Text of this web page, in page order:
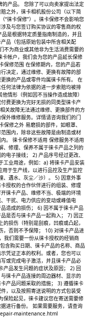
产品。 您除了可以向卖家提出法定
之外，徕卡相机股份公司（以下简
“徕卡保修”）。徕卡保修不会影响您
及与您签订购买协议的零售商的权
是根据特定质量指南制造的，并且
品（包括原始包装中所含相关配
不为商业或其他非为生活消费需要的
帐户，我们会为您的产品延长保修
修范围 在保修期内，您的产品若
决定，通过维修、更换有故障的部
换的产品或零件均属徕卡所有。 在
何法律为依据的进一步索赔均被排
情形（例如因不当操作造成故障）
费更换为完好无损的同类型徕卡产
关故障无法通过维修、更换部件的方
外维修服务。详情请咨询我们的门
修之外 易磨损的部件，如眼罩、
围内，除非这些故障是由制造或材
。 徕卡保修不适用 保修服务不适用
、修理、保养不属于徕卡产品之列的
电子接线； 2) 产品序号经过更改、
工业用途，例如：a) 将徕卡产品安装
于生产线，以进行品控及生产监控
、遇水、灰尘／沙）。 5) 因意外事
授权的合作伙伴进行的组装、修理
徕卡产品、维修不当、极端的环境
干扰、电力供应的变动或峰值电
造成的损伤； 6) 因不属于徕卡产品
是否与徕卡产品一起购入； 7) 因正
损伤（特别是刮痕，凹痕或凸起，
，否则不予保障； 10) 对徕卡产品进
我们需要一份从徕卡授权的经销商
含购买日期、徕卡产品的名称、商品
凭证正本的权利。或者，您也可以
或完成电子激活，并且徕卡产品必
产品发生问题的症状及原因； 2) 回
徕卡产品连接的周边器材、显示的
产品问题采取的措施； 3) 遵循徕卡
，以及按照寄送说明的方式包装受
保险起见，徕卡建议您在寄送需要修
进行备份。 如果需要服务，请查询
maintenance.html